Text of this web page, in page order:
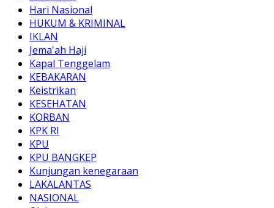
Hari Nasional
HUKUM & KRIMINAL
IKLAN
Jema'ah Haji
Kapal Tenggelam
KEBAKARAN
Keistrikan
KESEHATAN
KORBAN
KPK RI
KPU
KPU BANGKEP
Kunjungan kenegaraan
LAKALANTAS
NASIONAL